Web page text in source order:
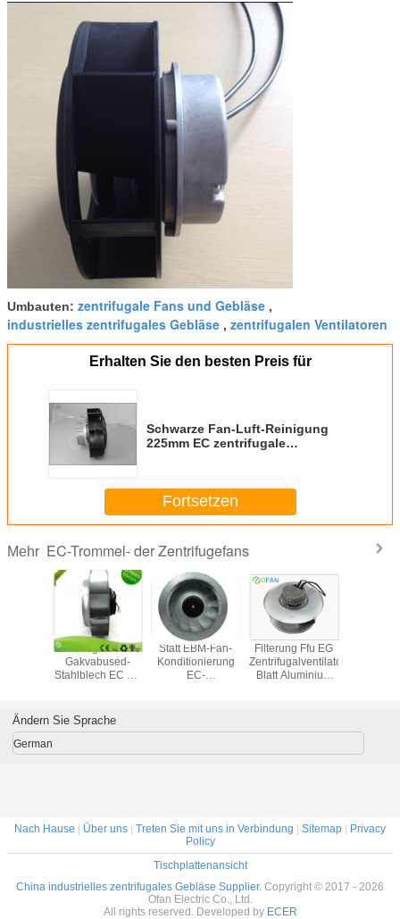
Umbauten: zentrifugale Fans und Gebläse ,
industrielles zentrifugales Gebläse , zentrifugalen Ventilatoren
Erhalten Sie den besten Preis für
Schwarze Fan-Luft-Reinigung
225mm EC zentrifugale
Fortsetzen
Mehr EC-Trommel- der Zentrifugefans
Zentrifugale Fans
Gakvabused-
Stahlblech EC mit
Statt EBM-Fan-
Konditionierung
EC-
Filterung Ffu EG
Zentrifugalventilatoren
Blatt Aluminium
Ändern Sie Sprache
German
Nach Hause | Über uns | Treten Sie mit uns in Verbindung | Sitemap | Privacy
Policy
Tischplattenansicht
China industrielles zentrifugales Gebläse Supplier. Copyright © 2017 - 2026
Ofan Electric Co., Ltd.
All rights reserved. Developed by ECER